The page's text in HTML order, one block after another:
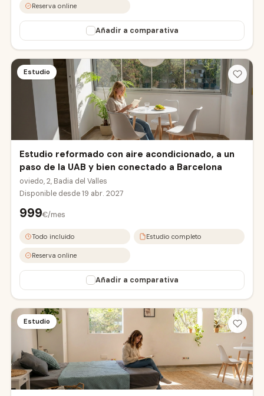
Reserva online
Añadir a comparativa
Estudio
Estudio reformado con aire acondicionado, a un
paso de la UAB y bien conectado a Barcelona
oviedo, 2, Badia del Valles
Disponible desde19 abr. 2027
999€/mes
Todo incluido Estudio completo
Reserva online
Añadir a comparativa
Estudio